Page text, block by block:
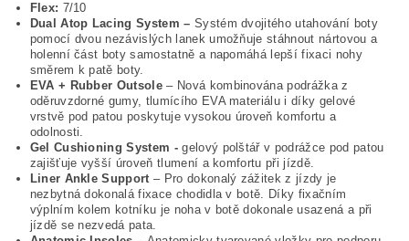
Flex: 7/10
Dual Atop Lacing System – Systém dvojitého utahování boty
pomocí dvou nezávislých lanek umožňuje stáhnout nártovou a
holenní část boty samostatně a napomáhá lepší fixaci nohy
směrem k patě boty.
EVA + Rubber Outsole – Nová kombinována podrážka z
oděruvzdorné gumy, tlumícího EVA materiálu i díky gelové
vrstvě pod patou poskytuje vysokou úroveň komfortu a
odolnosti.
Gel Cushioning System -gelový polštář v podrážce pod patou
zajišťuje vyšší úroveň tlumení a komfortu při jízdě.
Liner Ankle Support– Pro dokonalý zážitek z jízdy je
nezbytná dokonalá fixace chodidla v botě. Díky fixačním
výplním kolem kotníku je noha v botě dokonale usazená a při
jízdě se nezvedá pata.